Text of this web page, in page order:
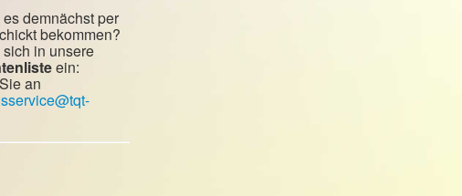
demnächst per
bekommen?
in unsere
ein:
an